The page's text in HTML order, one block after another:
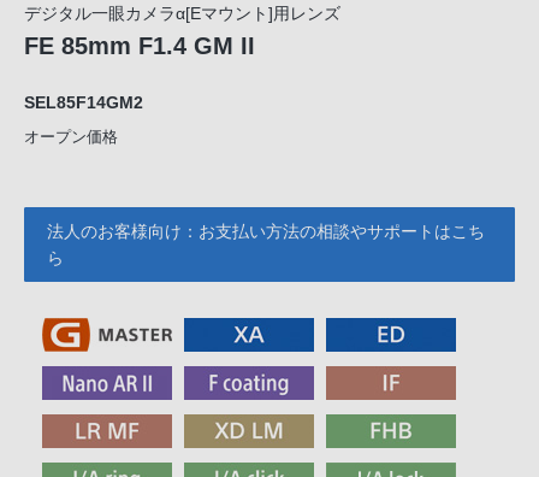
デジタル一眼カメラα[Eマウント]用レンズ
FE 85mm F1.4 GM II
SEL85F14GM2
オープン価格
法人のお客様向け：お支払い方法の相談やサポートはこち
ら